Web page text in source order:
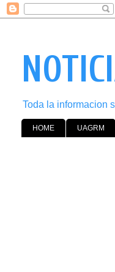
Toda la informacion
HOME UAGRM